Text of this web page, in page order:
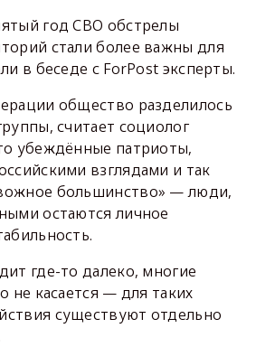
год СВО обстрелы
стали более важны для
в беседе с ForPost эксперты.
общество разделилось
считает социолог
убеждённые патриоты,
взглядами и так
большинство» — люди,
остаются личное
где-то далеко, многие
не касается — для таких
существуют отдельно